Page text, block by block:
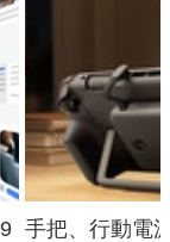
手把、行動電